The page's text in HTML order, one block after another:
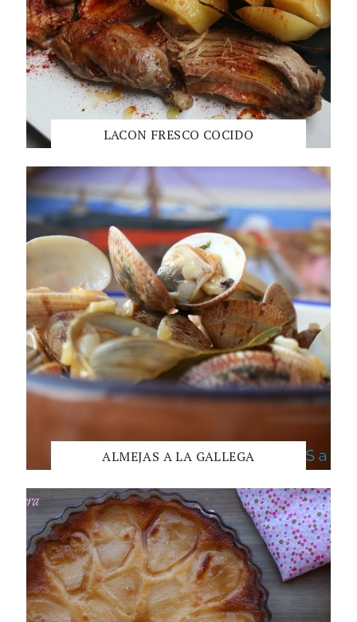
LACON FRESCO COCIDO
ALMEJAS A LA GALLEGA